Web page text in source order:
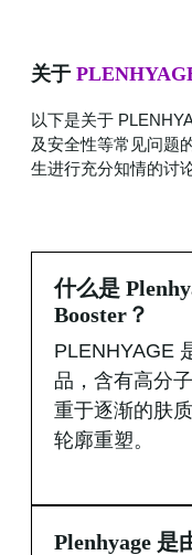
关于
以下是关于
及安全性等常见问题
生进行充分知情的讨论
什么是
Booster？
PLENHYAGE
品，含有高分
重于逐渐的肤
轮廓重塑。
Plenhyage 是